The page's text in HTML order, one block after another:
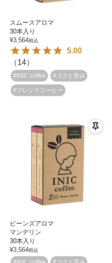
スムースアロマ
30本入り
¥3,564税込
5.00
（14）
#INIC coffee #コクと苦み
#ブレンドコーヒー
ビーンズアロマ
マンデリン
30本入り
¥3,564税込